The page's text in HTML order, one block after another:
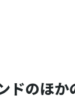
ドのほか